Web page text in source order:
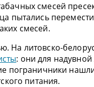
смесей
пытались
смесей.
На литовско-
: они для надувной
пограничники
питания.